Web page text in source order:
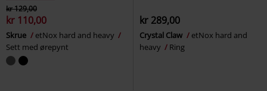
kr 129,00
kr 110,00
Skrue
etNox hard and heavy
Sett med ørepynt
kr 289,00
Crystal Claw
etNox hard and
heavy
Ring